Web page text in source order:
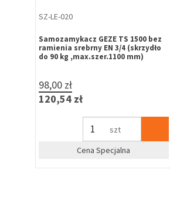
SZ-LE-020
Samozamykacz GEZE TS 1500 bez
ramienia srebrny EN 3/4 (skrzydło
do 90 kg ,max.szer.1100 mm)
98,00 zł
120,54 zł
szt
Cena Specjalna